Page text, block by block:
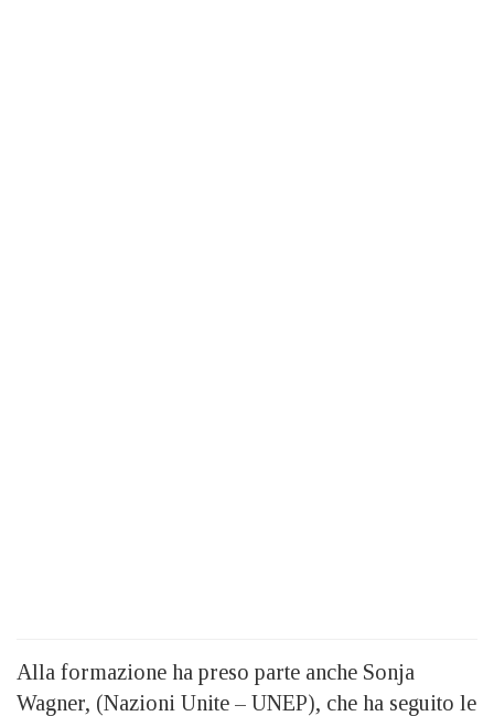
Alla formazione ha preso parte anche Sonja
Wagner, (Nazioni Unite – UNEP), che ha seguito le